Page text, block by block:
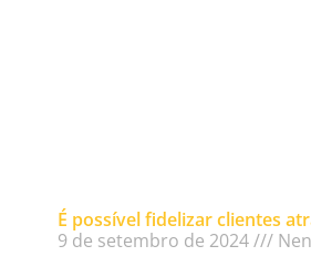
É possível fidelizar clientes
9 de setembro de 2024